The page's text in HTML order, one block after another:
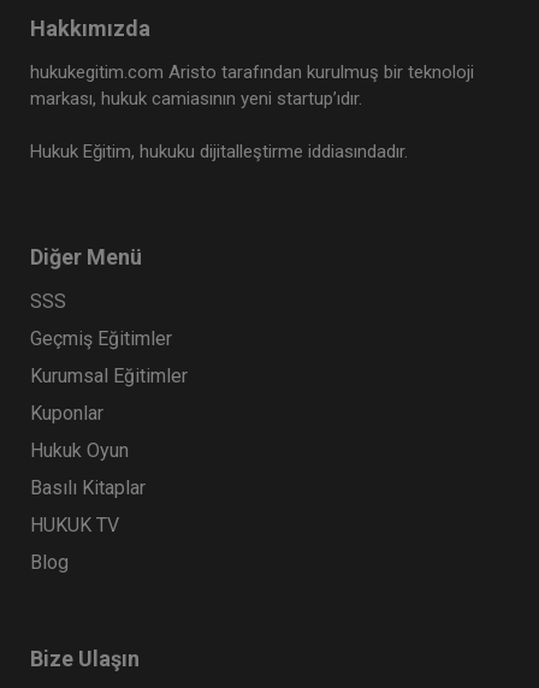
Hakkımızda
hukukegitim.com Aristo tarafından kurulmuş bir teknoloji
markası, hukuk camiasının yeni startup’ıdır.
Hukuk Eğitim, hukuku dijitalleştirme iddiasındadır.
Diğer Menü
SSS
Geçmiş Eğitimler
Kurumsal Eğitimler
Kuponlar
Hukuk Oyun
Basılı Kitaplar
HUKUK TV
Blog
Bize Ulaşın